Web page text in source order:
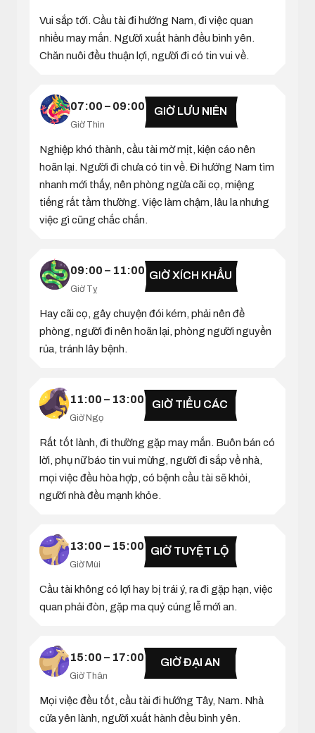
Vui sắp tới. Cầu tài đi hướng Nam, đi việc quan
nhiều may mắn. Người xuất hành đều bình yên.
Chăn nuôi đều thuận lợi, người đi có tin vui về.
07:00 – 09:00
Giờ Thìn
GIỜ LƯU NIÊN
Nghiệp khó thành, cầu tài mờ mịt, kiện cáo nên
hoãn lại. Người đi chưa có tin về. Đi hướng Nam tìm
nhanh mới thấy, nên phòng ngừa cãi cọ, miệng
tiếng rất tầm thường. Việc làm chậm, lâu la nhưng
việc gì cũng chắc chắn.
09:00 – 11:00
Giờ Tỵ
GIỜ XÍCH KHẨU
Hay cãi cọ, gây chuyện đói kém, phải nên đề
phòng, người đi nên hoãn lại, phòng người nguyền
rủa, tránh lây bệnh.
11:00 – 13:00
Giờ Ngọ
GIỜ TIỂU CÁC
Rất tốt lành, đi thường gặp may mắn. Buôn bán có
lời, phụ nữ báo tin vui mừng, người đi sắp về nhà,
mọi việc đều hòa hợp, có bệnh cầu tài sẽ khỏi,
người nhà đều mạnh khỏe.
13:00 – 15:00
Giờ Mùi
GIỜ TUYỆT LỘ
Cầu tài không có lợi hay bị trái ý, ra đi gặp hạn, việc
quan phải đòn, gặp ma quỷ cúng lễ mới an.
15:00 – 17:00
Giờ Thân
GIỜ ĐẠI AN
Mọi việc đều tốt, cầu tài đi hướng Tây, Nam. Nhà
cửa yên lành, người xuất hành đều bình yên.